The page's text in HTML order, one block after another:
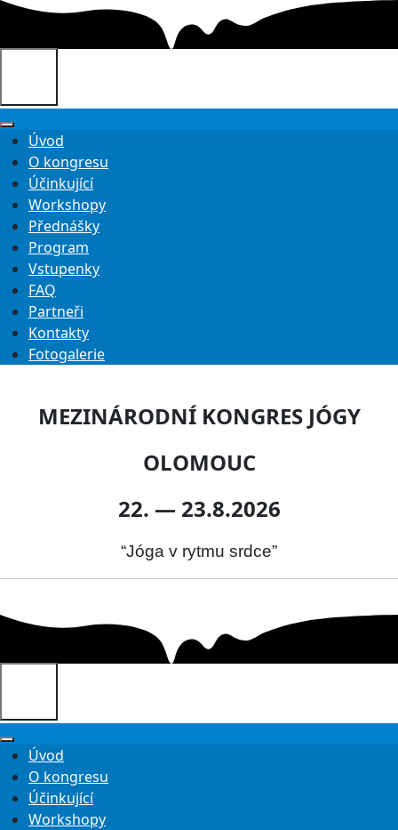
Úvod
O kongresu
Účinkující
Workshopy
Přednášky
Program
Vstupenky
FAQ
Partneři
Kontakty
Fotogalerie
MEZINÁRODNÍ KONGRES JÓGY
OLOMOUC
22. — 23.8.2026
“Jóga v rytmu srdce”
Úvod
O kongresu
Účinkující
Workshopy